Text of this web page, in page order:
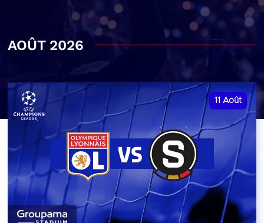
AOÛT 2026
11 Août